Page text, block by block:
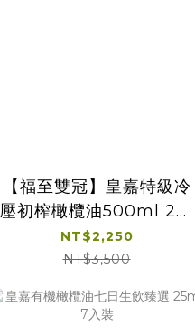
【福至雙冠】皇嘉特級冷
壓初榨橄欖油500ml 2入
組
NT$2,250
NT$3,500